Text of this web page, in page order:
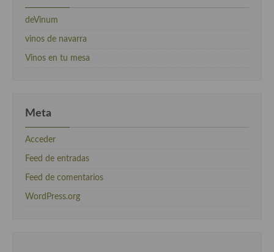
deVinum
vinos de navarra
Vinos en tu mesa
Meta
Acceder
Feed de entradas
Feed de comentarios
WordPress.org